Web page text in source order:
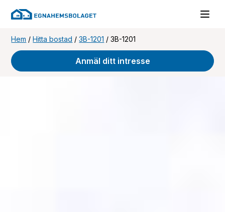
Hem /Hitta bostad /3B-1201 /3B-1201
Anmäl ditt intresse